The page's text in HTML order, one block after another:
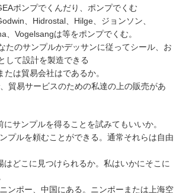
ポンプでくんだり、ポンプでくむ
、Hidrostal、Hilge、ジョンソン、
、Vogelsangは等をポンプでくむ。
たのサンプルかデッサンに従ってシール、お
して設計を製造できる
は貿易会社はであるか。
貿易サービスのための私達の上の販売があ
サンプルを得ることを試みてもいいか。
プルを頼むことができる。通常それらは自由
はどこに見つけられるか。私はいかにそこに
ンポー、中国にある。ニンポーまたは上海空